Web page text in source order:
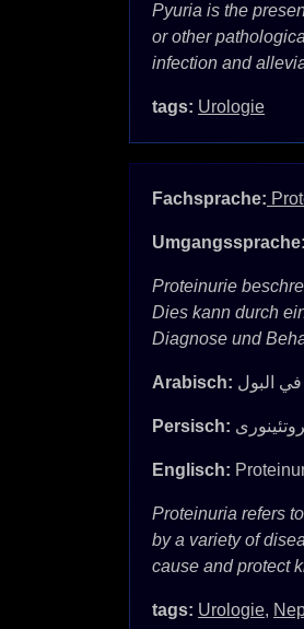
Pyuria is the
or other
infection and
tags: Urologie
Fachsprache:
Umgangssprache:
Proteinurie
Dies kann durch
Diagnose und
Arabisch: في البول
Persisch:
Englisch:
Proteinuria refers
by a variety of
cause and protect
tags: Urologie,